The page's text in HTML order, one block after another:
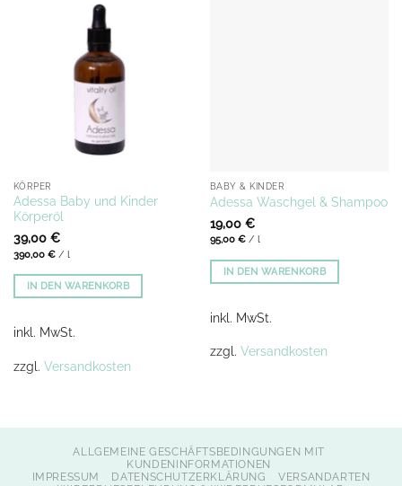
KÖRPER
Adessa Baby und Kinder
Körperöl
39,00 €
390,00 €/ l
IN DEN WARENKORB
inkl. MwSt.
zzgl. Versandkosten
BABY & KINDER
Adessa Waschgel & Shampoo
19,00 €
95,00 €/ l
IN DEN WARENKORB
inkl. MwSt.
zzgl. Versandkosten
ALLGEMEINE GESCHÄFTSBEDINGUNGEN MIT
KUNDENINFORMATIONEN
IMPRESSUM
DATENSCHUTZERKLÄRUNG
VERSANDARTEN